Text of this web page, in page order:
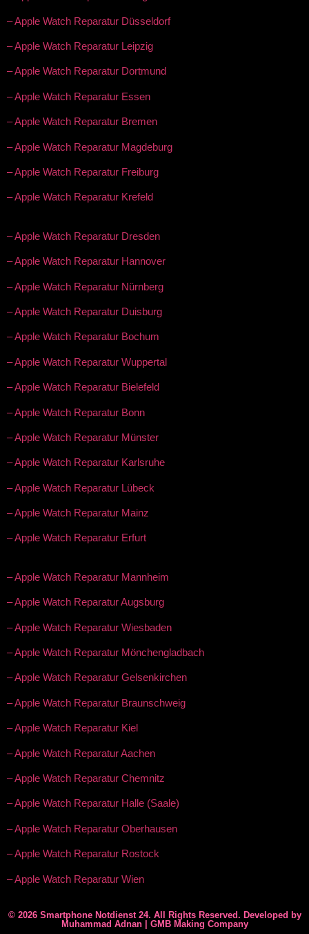
– Apple Watch Reparatur Düsseldorf
– Apple Watch Reparatur Leipzig
– Apple Watch Reparatur Dortmund
– Apple Watch Reparatur Essen
– Apple Watch Reparatur Bremen
– Apple Watch Reparatur Magdeburg
– Apple Watch Reparatur Freiburg
– Apple Watch Reparatur Krefeld
– Apple Watch Reparatur Dresden
– Apple Watch Reparatur Hannover
– Apple Watch Reparatur Nürnberg
– Apple Watch Reparatur Duisburg
– Apple Watch Reparatur Bochum
– Apple Watch Reparatur Wuppertal
– Apple Watch Reparatur Bielefeld
– Apple Watch Reparatur Bonn
– Apple Watch Reparatur Münster
– Apple Watch Reparatur Karlsruhe
– Apple Watch Reparatur Lübeck
– Apple Watch Reparatur Mainz
– Apple Watch Reparatur Erfurt
– Apple Watch Reparatur Mannheim
– Apple Watch Reparatur Augsburg
– Apple Watch Reparatur Wiesbaden
– Apple Watch Reparatur Mönchengladbach
– Apple Watch Reparatur Gelsenkirchen
– Apple Watch Reparatur Braunschweig
– Apple Watch Reparatur Kiel
– Apple Watch Reparatur Aachen
– Apple Watch Reparatur Chemnitz
– Apple Watch Reparatur Halle (Saale)
– Apple Watch Reparatur Oberhausen
– Apple Watch Reparatur Rostock
– Apple Watch Reparatur Wien
© 2026 Smartphone Notdienst 24. All Rights Reserved. Developed by
Muhammad Adnan | GMB Making Company